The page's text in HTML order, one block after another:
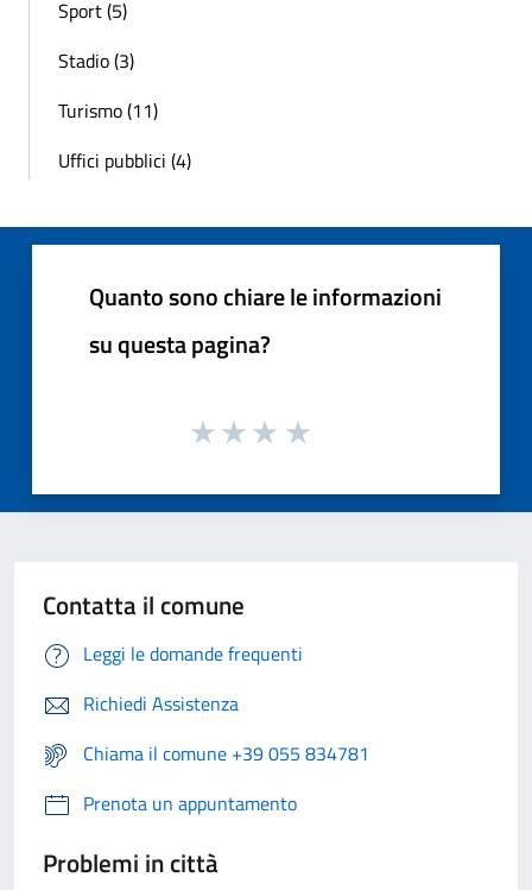
Sport (5)
Stadio (3)
Turismo (11)
Uffici pubblici (4)
Quanto sono chiare le informazioni
su questa pagina?
Contatta il comune
Leggi le domande frequenti
Richiedi Assistenza
Chiama il comune +39 055 834781
Prenota un appuntamento
Problemi in città